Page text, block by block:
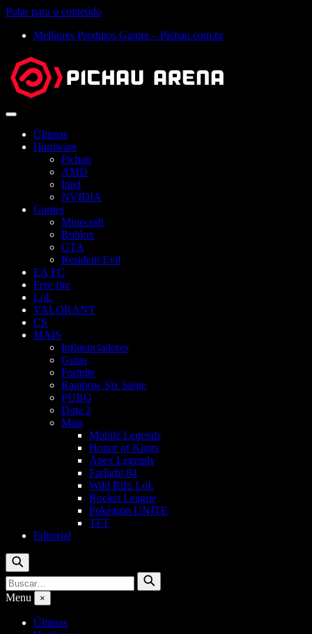
Pular para o conteúdo
Melhores Produtos Gamer – Pichau.com.br
Abrir
Últimas
Hardware
Pichau
AMD
Intel
NVIDIA
Games
Minecraft
Roblox
GTA
Resident Evil
EA FC
Free fire
LoL
VALORANT
CS
MAIS
Influenciadores
Guias
Fortnite
Rainbow Six Siege
PUBG
Dota 2
Mais
Mobile Legends
Honor of Kings
Apex Legends
Farlight 84
Wild Rift: LoL
Rocket League
Pokémon UNITE
TFT
Editorial
Buscar
Buscar
por:
Buscar
Menu ×
Últimas